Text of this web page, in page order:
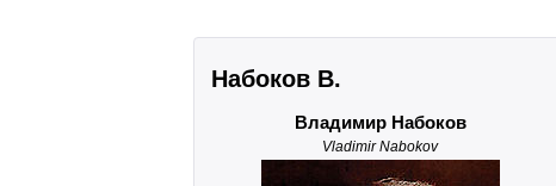
Набоков В.
Владимир Набоков
Vladimir Nabokov